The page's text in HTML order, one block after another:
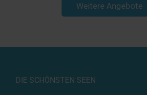
Weitere Angebote
DIE SCHÖNSTEN SEEN